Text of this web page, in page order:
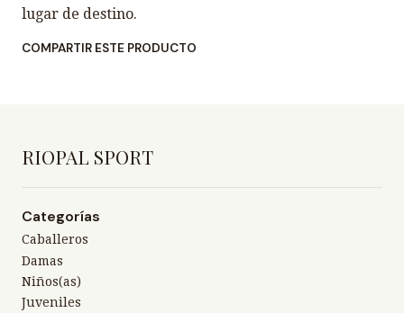
lugar de destino.
COMPARTIR ESTE PRODUCTO
RIOPAL SPORT
Categorías
Caballeros
Damas
Niños(as)
Juveniles